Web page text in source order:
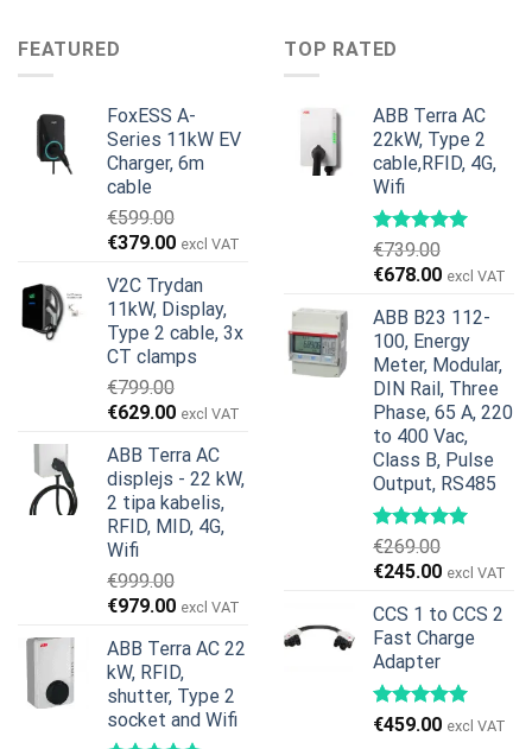
€599.00.
FEATURED
FoxESS A-
Series 11kW EV
Charger, 6m
cable
€599.00
Original
was:
€599.00.
€379.00Current
is:
€379.00.
excl VAT
V2C Trydan
11kW, Display,
Type 2 cable, 3x
CT clamps
€799.00
Original
was:
€799.00.
€629.00Current
is:
€629.00.
excl VAT
ABB Terra AC
displejs - 22 kW,
2 tipa kabelis,
RFID, MID, 4G,
Wifi
€999.00
Original
was:
€999.00.
€979.00Current
is:
€979.00.
excl VAT
ABB Terra AC 22
kW, RFID,
shutter, Type 2
socket and Wifi
TOP RATED
ABB Terra AC
22kW, Type 2
cable,RFID, 4G,
Wifi
€739.00
Original
was:
€739.00.
€678.00Current
is:
€678.00.
excl VAT
ABB B23 112-
100, Energy
Meter, Modular,
DIN Rail, Three
Phase, 65 A, 220
to 400 Vac,
Class B, Pulse
Output, RS485
€269.00
Original
was:
€269.00.
€245.00Current
is:
€245.00.
excl VAT
CCS 1 to CCS 2
Fast Charge
Adapter
€459.00 excl VAT